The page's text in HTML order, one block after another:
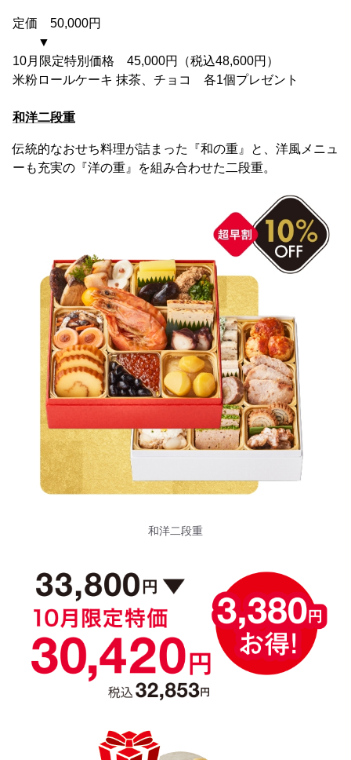
定価 50,000円
▼
10月限定特別価格 45,000円（税込48,600円）
米粉ロールケーキ 抹茶、チョコ 各1個プレゼント
和洋二段重
伝統的なおせち料理が詰まった『和の重』と、洋風メニュ
ーも充実の『洋の重』を組み合わせた二段重。
和洋二段重